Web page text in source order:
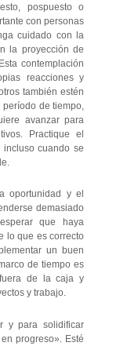
pospuesto o
con personas
cuidado con la
la proyección de
contemplación
reacciones y
también estén
de tiempo,
avanzar para
Practique el
cuando se
oportunidad y el
demasiado
que haya
lo que es correcto
un buen
de tiempo es
de la caja y
y trabajo.
y para solidificar
progreso». Esté